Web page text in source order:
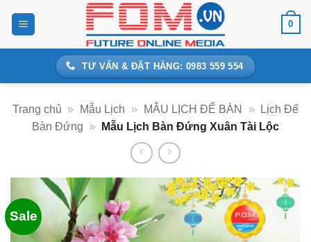
0
TƯ VẤN & ĐẶT HÀNG: 0983 559 554
Trang chủ » Mẫu Lịch » MẪU LỊCH ĐỂ BÀN »
Lịch Để
Bàn Đứng
» Mẫu Lịch Bàn Đứng Xuân Tài Lộc
Sale